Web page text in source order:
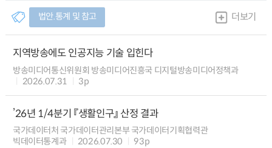
법안.통계 및 참고 더보기
지역방송에도 인공지능 기술 입힌다
방송미디어통신위원회 방송미디어진흥국 디지털방송미디어정책과
2026.07.31
3p
’26년 1/4분기 『생활인구』 산정 결과
국가데이터처 국가데이터관리본부 국가데이터기획협력관
빅데이터통계과
2026.07.30 93p